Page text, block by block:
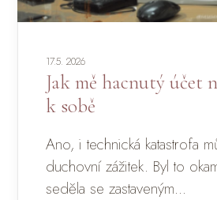
17.5. 2026
Jak mě hacnutý účet
k sobě
Ano, i technická katastrofa
duchovní zážitek. Byl to
seděla se zastaveným...